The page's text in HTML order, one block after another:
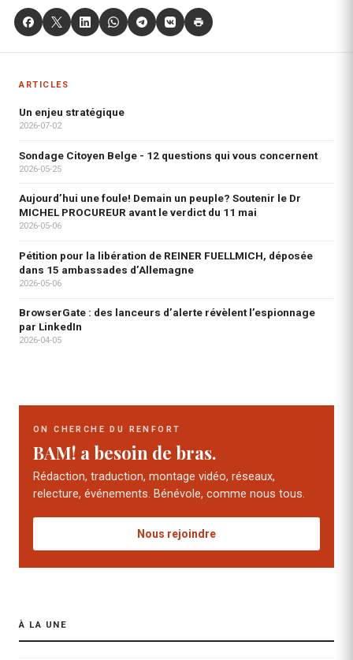
ARTICLES
Un enjeu stratégique
2026-07-02
Sondage Citoyen Belge - 12 questions qui vous concernent
2026-05-25
Aujourd’hui une foule! Demain un peuple? Soutenir le Dr
MICHEL PROCUREUR avant le verdict du 11 mai
2026-05-06
Pétition pour la libération de REINER FUELLMICH, déposée
dans 15 ambassades d’Allemagne
2026-05-06
BrowserGate : des lanceurs d’alerte révèlent l’espionnage
par LinkedIn
2026-04-05
ON CHERCHE DU RENFORT
BAM! a besoin de bras.
Rédaction, traduction, montage vidéo, réseaux,
relecture, événements. Bénévole, comme nous tous.
Nous rejoindre
À LA UNE